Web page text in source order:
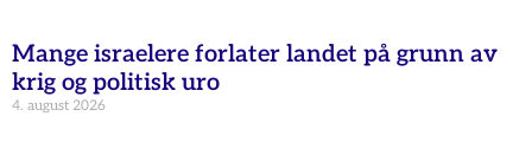
Mange israelere forlater landet på grunn av
krig og politisk uro
4. august 2026